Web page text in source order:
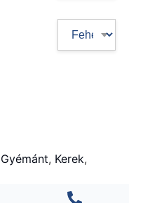
Gyémánt, Kerek,